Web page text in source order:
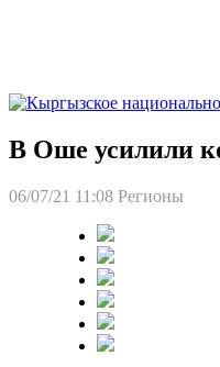
В Оше усилили
06/07/21 11:08 Регионы